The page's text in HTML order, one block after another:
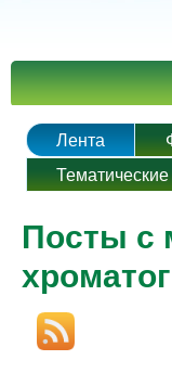
Главное меню
Лента
Тематические
Посты с